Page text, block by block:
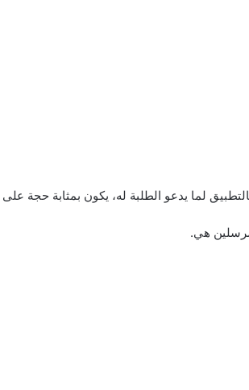
لما يدعو الطلبة له، يكون بمثابة حجة على
هي.